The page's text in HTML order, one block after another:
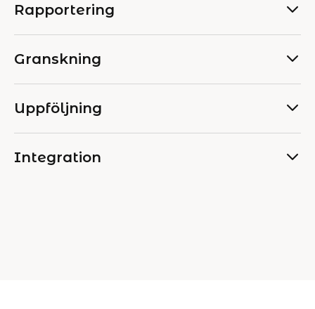
Rapportering
Granskning
Uppföljning
Integration